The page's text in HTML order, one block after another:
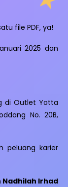
file PDF, ya!
2025 dan
di Outlet Yotta
No. 20B,
peluang karier
Nadhilah Irhad